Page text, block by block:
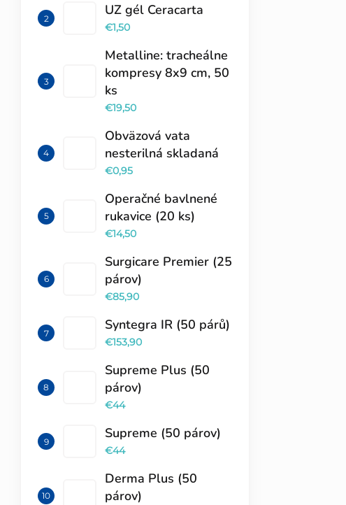
UZ gél Ceracarta
€1,50
Metalline: tracheálne
kompresy 8x9 cm, 50
ks
€19,50
Obväzová vata
nesterilná skladaná
€0,95
Operačné bavlnené
rukavice (20 ks)
€14,50
Surgicare Premier (25
párov)
€85,90
Syntegra IR (50 párů)
€153,90
Supreme Plus (50
párov)
€44
Supreme (50 párov)
€44
Derma Plus (50
párov)